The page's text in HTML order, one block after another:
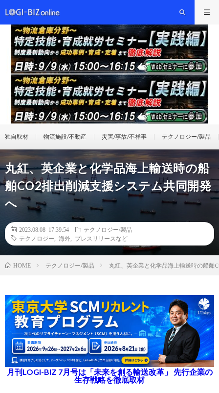
独自取材 物流施設/不動産 災害/事故/不祥事 テクノロジー/製品
丸紅、英企業と化学品海上輸送時の船
舶CO2排出削減支援システム共同開発
へ
2023.08.08 17:39:54
テクノロジー/製品
テクノロジー
海外 プレスリリースなど
HOME テクノロジー/製品 丸紅、英企業と化学品海上輸送時の船舶
月刊LOGI-BIZ 7月号は「未来を創る輸送改革」 先行企業の
生存戦略を徹底取材